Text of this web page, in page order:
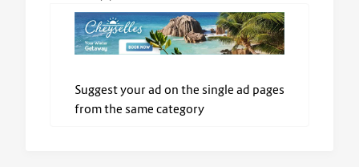
Suggest your ad on the single ad pages
from the same category